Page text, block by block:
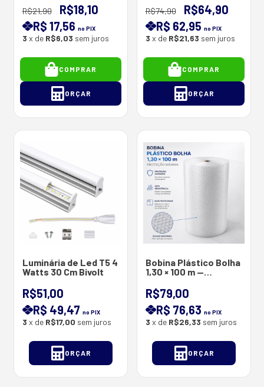
- C )
R$21,90
R$18,10
R$ 17,56no PIX
3 x de R$6,03 sem juros
COMPRAR
ORÇAR
Watts na Cor Branca -
3 Watts nas Cores
Coloridas
R$74,90
R$64,90
R$ 62,95no PIX
3 x de R$21,63 sem juros
COMPRAR
ORÇAR
Luminária de Led T5 4
Watts 30 Cm Bivolt
R$51,00
R$ 49,47no PIX
3 x de R$17,00 sem juros
ORÇAR
Bobina Plástico Bolha
1,30 × 100 m —
R$79,00
R$ 76,63no PIX
3 x de R$26,33 sem juros
ORÇAR